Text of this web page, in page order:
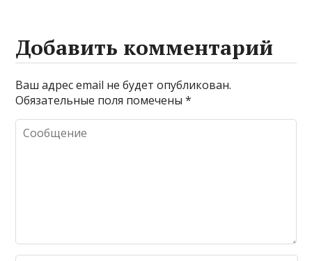
Добавить комментарий
Ваш адрес email не будет опубликован.
Обязательные поля помечены*